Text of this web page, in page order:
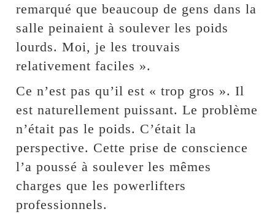
remarqué que beaucoup de gens dans la
salle peinaient à soulever les poids
lourds. Moi, je les trouvais
relativement faciles ».
Ce n’est pas qu’il est « trop gros ». Il
est naturellement puissant. Le problème
n’était pas le poids. C’était la
perspective. Cette prise de conscience
l’a poussé à soulever les mêmes
charges que les powerlifters
professionnels.